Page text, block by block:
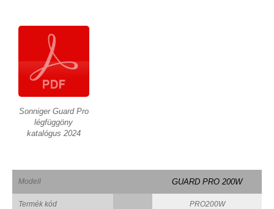
Sonniger Guard Pro
légfüggöny
katalógus 2024
Modell GUARD PRO 200W
Termék kód PRO200W